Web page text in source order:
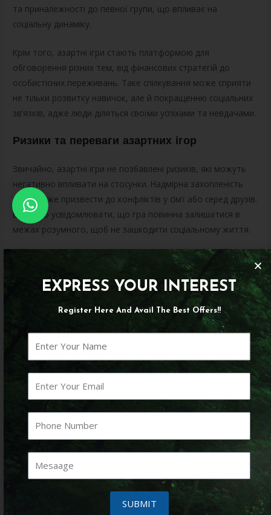
та приналежності до певної групи, що впливає на
соціальну динаміку.
Крім того, азартні ігри стають платформою для
обговорення різних тем, від фінансових стратегій до
особистісних переживань. Таке спілкування може сприяти
не тільки розвитку навичок, але й покращенню соціальних
зв’язків, адже люди діляться своїми успіхами та невдачами.
Ризики та переваги азартних ігор
Звичайно, азартні ігри не позбавлені ризиків, які можуть
негативно впливати на стосунки. Надмірна захопленість
грою може призвести до конфліктів у сім’ї або серед друзів.
Важливо усвідомлювати, що гра повинна залишатися в
межах розумного, щоб не зашкодити соціальному життя.
Проте, при помірному підході, азартні ігри можуть мати й
позитивні аспекти. Вони здатні покращити комунікативні
навички, навчити приймати рішення в стресових ситуаціях
та навіть сприяти розвитку стратегічного мислення. Це, у
свою чергу, може позитивно позначитися на
міжособистісних стосунках.
Соціальні платформи та азартні ігри
В еру цифрових технологій азартні ігри здобули нову
форму. Онлайн-казино та соціальні ігри відкрили нові
лише під час гри, але й за її межами, формуючи нові
зв’язки.
Соціальні мережі також активно використовуються для
обміну досвідом у сфері азартних ігор. Гравці діляться
EXPRESS YOUR INTEREST
Register Here And Avail The Best Offers!!
SUBMIT